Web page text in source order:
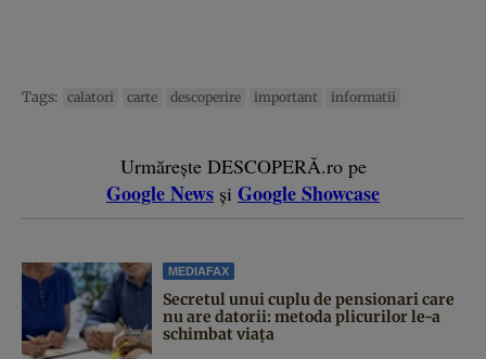
Tags: calatori carte descoperire important informatii
Urmărește DESCOPERĂ.ro pe
Google News și Google Showcase
MEDIAFAX
Secretul unui cuplu de pensionari care
nu are datorii: metoda plicurilor le-a
schimbat viața